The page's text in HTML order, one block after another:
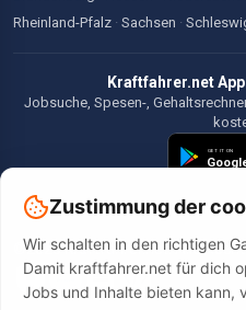
Rheinland-Pfalz · Sachsen ·
Kraftfahrer.net
Jobsuche, Spesen-,
©2026 Kraftfahrer.net. Alle
Zustimmung der
Wir schalten in den richtigen
Damit kraftfahrer.net für dich
Jobs und Inhalte bieten kann,